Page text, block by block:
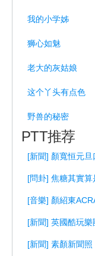
我的小学姊
狮心如魅
老大的灰姑娘
这个丫头有点色
野兽的秘密
PTT推荐
[新聞] 顏寬恒元旦
[問卦] 焦糖其實
[音樂] 顏紹東
[新聞] 英國酷玩
[新聞] 素顏新聞照